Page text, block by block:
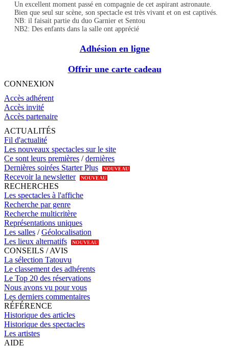
Un excellent moment passé en compagnie de cet aspirant astronaute.
Bien que seul sur scène, son spectacle est très vivant et on est captivés.
NB: il faisait partie du duo Garnier et Sentou
NB2: Des enfants dans la salle ont apprécié
Adhésion en ligne
Offrir une carte cadeau
CONNEXION
Accès adhérent
Accès invité
Accès partenaire
ACTUALITÉS
Fil d'actualité
Les nouveaux spectacles sur le site
Ce sont leurs premières /dernières
Dernières soirées Starter Plus
NOUVEAU
Recevoir la newsletter NOUVEAU
RECHERCHES
Les spectacles à l'affiche
Recherche par genre
Recherche multicritère
Représentations uniques
Les salles /Géolocalisation
Les lieux alternatifs
NOUVEAU
CONSEILS / AVIS
La sélection Tatouvu
Le classement des adhérents
Le Top 20 des réservations
Nous avons vu pour vous
Les derniers commentaires
RÉFÉRENCE
Historique des articles
Historique des spectacles
Les artistes
AIDE